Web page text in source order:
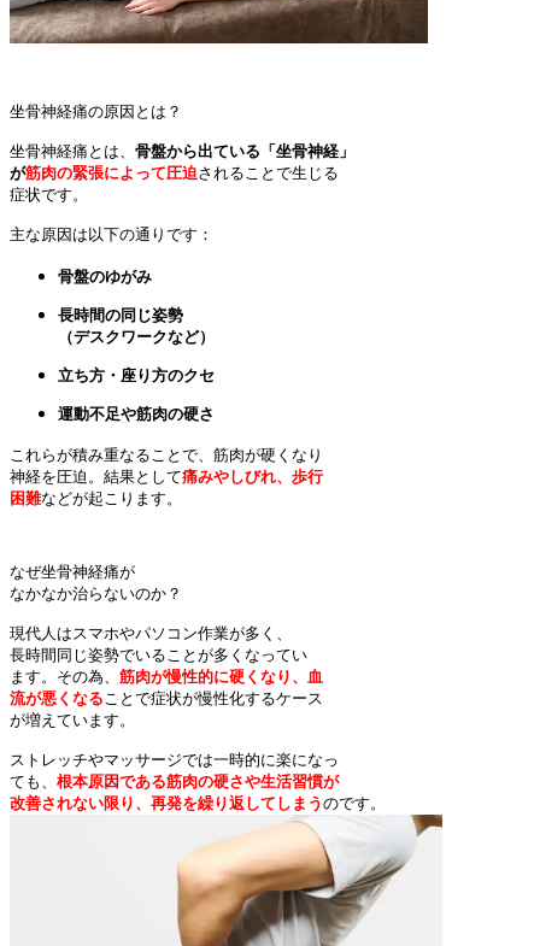
坐骨神経痛の原因とは？
坐骨神経痛とは、 骨盤から出ている「坐骨神経」
が筋肉の緊張によって圧迫されることで生じる
症状です。
主な原因は以下の通りです：
骨盤のゆがみ
長時間の同じ姿勢
（デスクワークなど）
立ち方・座り方のクセ
運動不足や筋肉の硬さ
これらが積み重なることで、筋肉が硬くなり
神経を圧迫。結果として痛みやしびれ、歩行
困難などが起こります。
なぜ坐骨神経痛が
なかなか治らないのか？
現代人はスマホやパソコン作業が多く、
長時間同じ姿勢でいることが多くなってい
ます。その為、 筋肉が慢性的に硬くなり、血
流が悪くなることで症状が慢性化するケース
が増えています。
ストレッチやマッサージでは一時的に楽になっ
ても、 根本原因である筋肉の硬さや生活習慣が
改善されない限り、再発を繰り返してしまう